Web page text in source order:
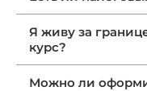
Я живу за
курс?
Можно ли